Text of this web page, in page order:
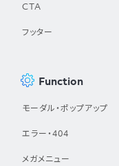
CTA
フッター
Function
モーダル・ポップアップ
エラー・404
メガメニュー